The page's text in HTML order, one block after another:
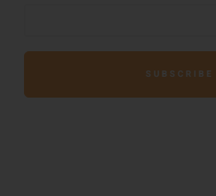
SUBSCRIBE